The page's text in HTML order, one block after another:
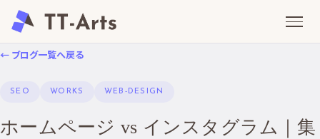
← ブログ一覧へ戻る
SEO WORKS WEB-DESIGN
ホームページ vs インスタグラム｜集